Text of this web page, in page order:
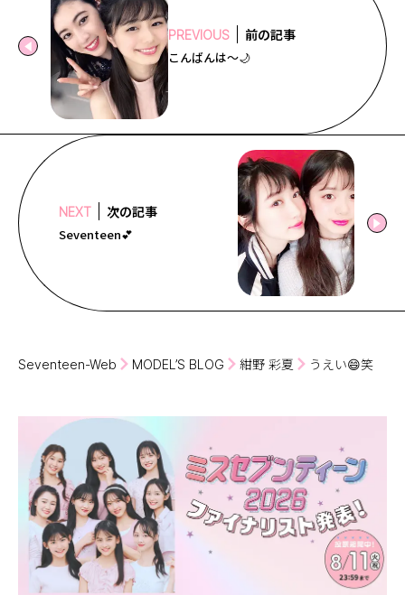
PREVIOUS 前の記事
こんばんは〜🌙
NEXT 次の記事
Seventeen💕
Seventeen-Web MODEL’S BLOG 紺野 彩夏 うえい😄笑